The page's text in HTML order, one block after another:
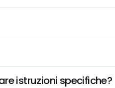
istruzioni specifiche?